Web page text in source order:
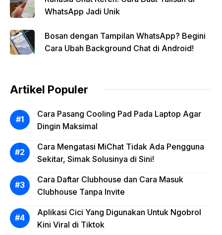
WhatsApp Jadi Unik
Bosan dengan Tampilan WhatsApp? Begini
Cara Ubah Background Chat di Android!
Artikel Populer
Cara Pasang Cooling Pad Pada Laptop Agar
Dingin Maksimal
Cara Mengatasi MiChat Tidak Ada Pengguna
Sekitar, Simak Solusinya di Sini!
Cara Daftar Clubhouse dan Cara Masuk
Clubhouse Tanpa Invite
Aplikasi Cici Yang Digunakan Untuk Ngobrol
Kini Viral di Tiktok